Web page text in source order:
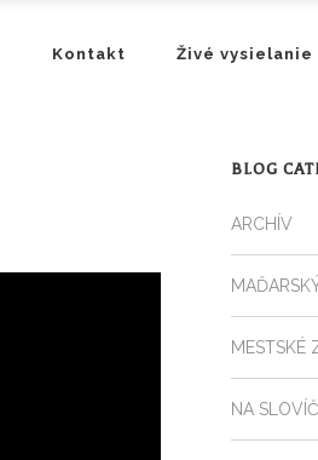
Kontakt Živé vysielanie
BLOG
ARCHÍV
MESTSKÉ
NA